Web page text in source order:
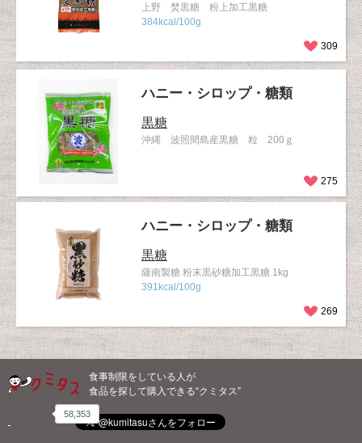
上野 焚黒糖 粉上加工黒糖
384kcal/100g
309
ハニー・シロップ・糖類
黒糖
沖縄 波照間島産黒糖 粒 200ｇ
275
ハニー・シロップ・糖類
黒糖
薩南製糖 粉末黒砂糖加工黒糖 1kg
391kcal/100g
269
食事制限をしている人が
食品を探して購入できる“クミタス”
58,353